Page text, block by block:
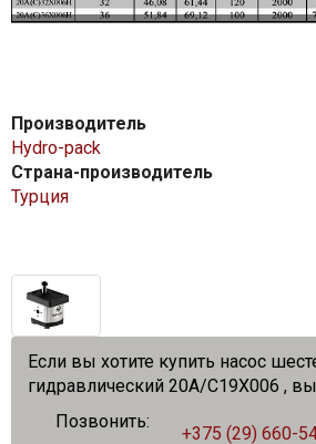
Производитель
Hydro-pack
Страна-производитель
Турция
Если вы хотите купить насос
гидравлический 20A/C19X006 ,
Позвонить:
+375 (29) 660-